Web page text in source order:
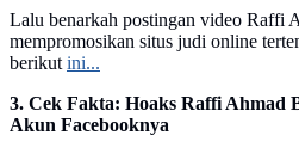
Lalu benarkah postingan video Raffi
mempromosikan situs judi online
berikutini...
3. Cek Fakta: Hoaks Raffi Ahmad
Akun Facebooknya